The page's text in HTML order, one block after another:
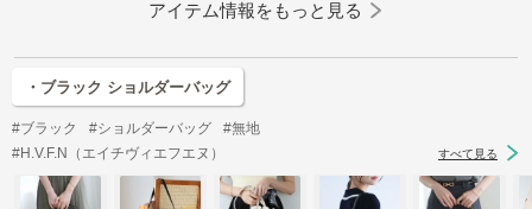
アイテム情報をもっと見る
・ブラック ショルダーバッグ
#ブラック #ショルダーバッグ
#無地
#H.V.F.N（エイチヴィエフエヌ）
すべて見る